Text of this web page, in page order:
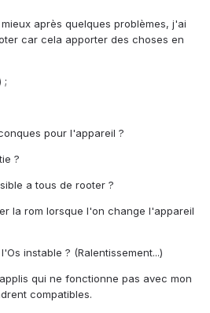
après quelques problèmes, j'ai
car cela apporter des choses en
;
pour l'appareil ?
?
a tous de rooter ?
la rom lorsque l'on change l'appareil
instable ? (Ralentissement...)
qui ne fonctionne pas avec mon
compatibles.